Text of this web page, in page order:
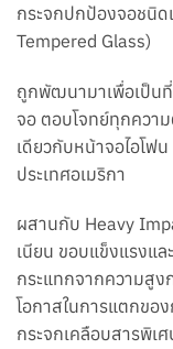
กระจกปกป้องจอชนิด
Tempered Glass)
ถูกพัฒนามาเพื่อเป็น
จอ ตอบโจทย์ทุกควา
เดียวกับหน้าจอไอโฟ
ประเทศอเมริกา
ผสานกับ Heavy
เนียน ขอบแข็งแรงแล
กระแทกจากความสูง
โอกาสในการแตกขอ
กระจกเคลือบสารพิเ